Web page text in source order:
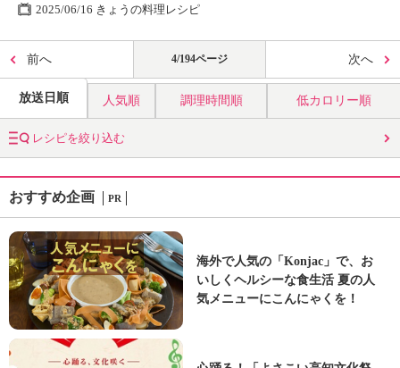
2025/06/16 きょうの料理レシピ
前へ 4/194ページ 次へ
放送日順 人気順 調理時間順 低カロリー順
レシピを絞り込む
おすすめ企画 PR
海外で人気の「Konjac」で、お
いしくヘルシーな食生活 夏の人
気メニューにこんにゃくを！